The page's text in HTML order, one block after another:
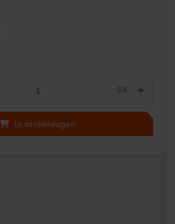
EA +
In winkelwagen